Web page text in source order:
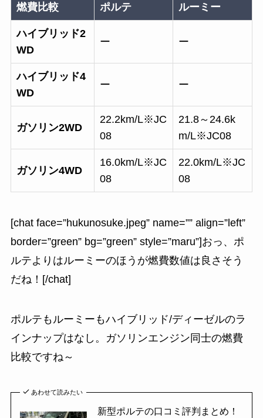
燃費比較 ポルテ ルーミー
ハイブリッド2
WD
ー ー
ハイブリッド4
WD
ー ー
ガソリン2WD
22.2km/L※JC
08
21.8～24.6k
m/L※JC08
ガソリン4WD
16.0km/L※JC
08
22.0km/L※JC
08
[chat face=”hukunosuke.jpeg” name=”” align=”left”
border=”green” bg=”green” style=”maru”]おっ、ポ
ルテよりはルーミーのほうが燃費数値は良さそう
だね！[/chat]
ポルテもルーミーもハイブリッド/ディーゼルのラ
インナップはなし。ガソリンエンジン同士の燃費
比較ですね～
あわせて読みたい
新型ポルテの口コミ評判まとめ！